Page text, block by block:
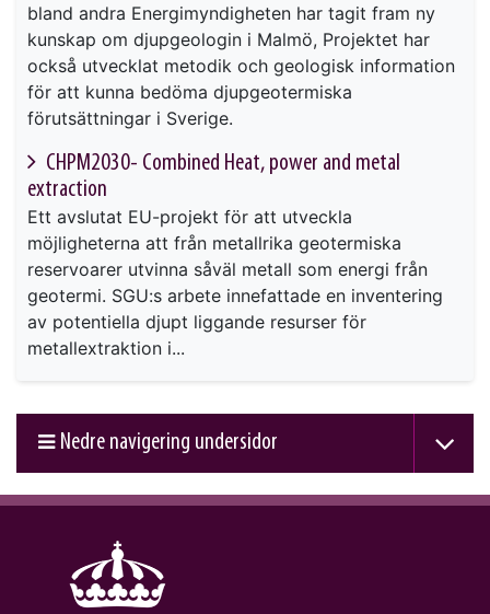
bland andra Energimyndigheten har tagit fram ny
kunskap om djupgeologin i Malmö, Projektet har
också utvecklat metodik och geologisk information
för att kunna bedöma djupgeotermiska
förutsättningar i Sverige.
CHPM2030- Combined Heat, power and metal
extraction
Ett avslutat EU-projekt för att utveckla
möjligheterna att från metallrika geotermiska
reservoarer utvinna såväl metall som energi från
geotermi. SGU:s arbete innefattade en inventering
av potentiella djupt liggande resurser för
metallextraktion i...
Nedre navigering undersidor